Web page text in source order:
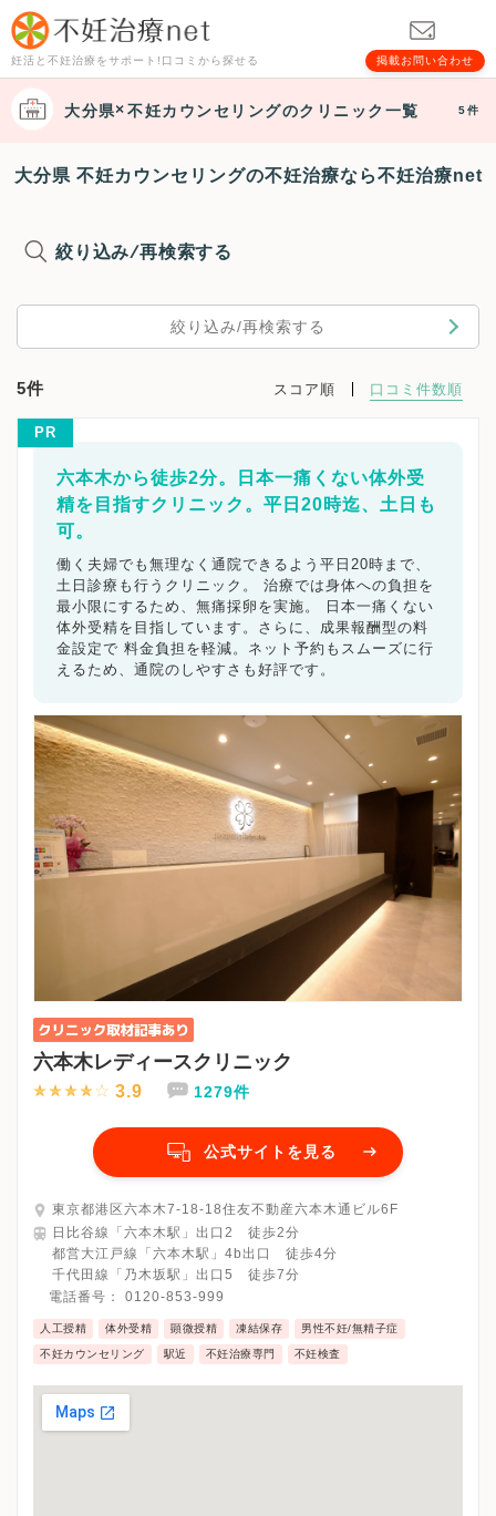
妊活と不妊治療をサポート!口コミから探せる 掲載お問い合わせ
大分県 不妊カウンセリングのクリニック一覧 5件
大分県 不妊カウンセリングの不妊治療なら不妊治療net
絞り込み/再検索する
絞り込み/再検索する
5件 スコア順 口コミ件数順
PR
六本木から徒歩2分。日本一痛くない体外受
精を目指すクリニック。平日20時迄、土日も
可。
働く夫婦でも無理なく通院できるよう平日20時まで、
土日診療も行うクリニック。 治療では身体への負担を
最小限にするため、無痛採卵を実施。 日本一痛くない
体外受精を目指しています。さらに、成果報酬型の料
金設定で 料金負担を軽減。ネット予約もスムーズに行
えるため、通院のしやすさも好評です。
六本木レディースクリニック
3.9 1279件
公式サイトを見る
東京都港区六本木7-18-18住友不動産六本木通ビル6F
日比谷線「六本木駅」出口2 徒歩2分
都営大江戸線「六本木駅」4b出口 徒歩4分
千代田線「乃木坂駅」出口5 徒歩7分
電話番号： 0120-853-999
人工授精 体外受精 顕微授精 凍結保存 男性不妊/無精子症
不妊カウンセリング 駅近 不妊治療専門 不妊検査